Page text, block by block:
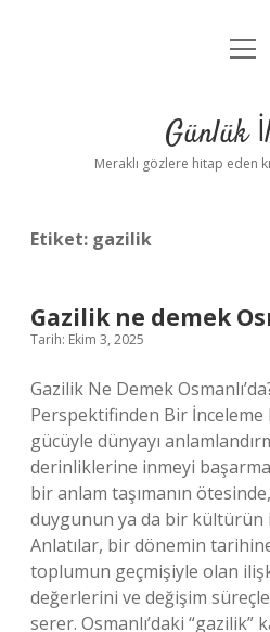
Anasayfa
Yasal
Günlük
Meraklı gözlere hitap eden
Etiket: gazilik
Gazilik ne demek
Tarih: Ekim 3, 2025
Gazilik Ne Demek
Perspektifinden Bir
gücüyle dünyayı
derinliklerine inmeyi
bir anlam taşımanın
duygunun ya da bir kültürün
Anlatılar, bir dönemin
toplumun geçmişiyle olan
değerlerini ve değişim
serer. Osmanlı’daki “gazilik”